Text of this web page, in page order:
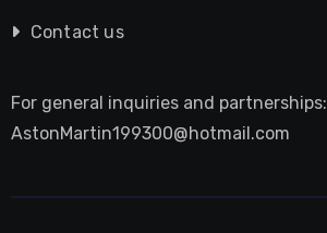
Contact us
For general inquiries and partnerships:
AstonMartin199300@hotmail.com